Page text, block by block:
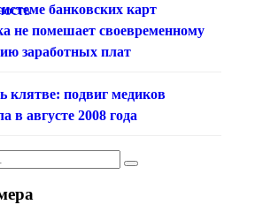
банковских карт
не помешает своевременному
заработных плат
клятве: подвиг медиков
в августе 2008 года